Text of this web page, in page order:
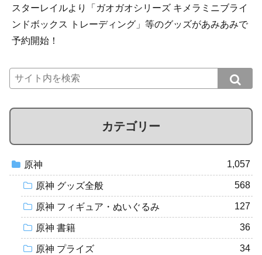
スターレイルより「ガオガオシリーズ キメラミニブライ
ンドボックス トレーディング」等のグッズがあみあみで
予約開始！
カテゴリー
原神 1,057
原神 グッズ全般 568
原神 フィギュア・ぬいぐるみ 127
原神 書籍 36
原神 プライズ 34